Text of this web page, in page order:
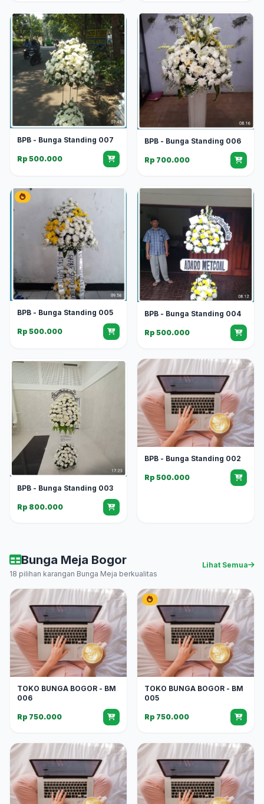
BPB - Bunga Standing 007
Rp 500.000
BPB - Bunga Standing 006
Rp 700.000
BPB - Bunga Standing 005
Rp 500.000
BPB - Bunga Standing 004
Rp 500.000
BPB - Bunga Standing 003
Rp 800.000
BPB - Bunga Standing 002
Rp 500.000
Bunga Meja Bogor
18 pilihan karangan Bunga Meja berkualitas
Lihat Semua
TOKO BUNGA BOGOR - BM
006
Rp 750.000
TOKO BUNGA BOGOR - BM
005
Rp 750.000